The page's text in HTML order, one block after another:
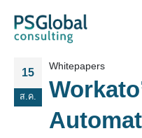
15
ส.ค.
Whitepapers